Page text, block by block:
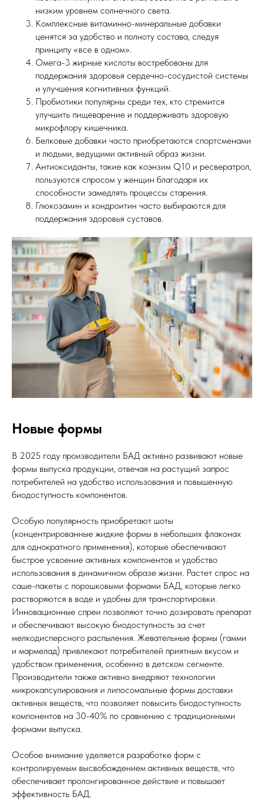
низким уровнем солнечного света.
Комплексные витаминно-минеральные добавки
ценятся за удобство и полноту состава, следуя
принципу «все в одном».
Омега-3 жирные кислоты востребованы для
поддержания здоровья сердечно-сосудистой системы
и улучшения когнитивных функций.
Пробиотики популярны среди тех, кто стремится
улучшить пищеварение и поддерживать здоровую
микрофлору кишечника.
Белковые добавки часто приобретаются спортсменами
и людьми, ведущими активный образ жизни.
Антиоксиданты, такие как коэнзим Q10 и ресвератрол,
пользуются спросом у женщин благодаря их
способности замедлять процессы старения.
Глюкозамин и хондроитин часто выбираются для
поддержания здоровья суставов.
Новые формы
В 2025 году производители БАД активно развивают новые
формы выпуска продукции, отвечая на растущий запрос
потребителей на удобство использования и повышенную
биодоступность компонентов.
Особую популярность приобретают шоты
(концентрированные жидкие формы в небольших флаконах
для однократного применения), которые обеспечивают
быстрое усвоение активных компонентов и удобство
использования в динамичном образе жизни. Растет спрос на
саше-пакеты с порошковыми формами БАД, которые легко
растворяются в воде и удобны для транспортировки.
Инновационные спреи позволяют точно дозировать препарат
и обеспечивают высокую биодоступность за счет
мелкодисперсного распыления. Жевательные формы (гамми
и мармелад) привлекают потребителей приятным вкусом и
удобством применения, особенно в детском сегменте.
Производители также активно внедряют технологии
микрокапсулирования и липосомальные формы доставки
активных веществ, что позволяет повысить биодоступность
компонентов на 30-40% по сравнению с традиционными
формами выпуска.
Особое внимание уделяется разработке форм с
контролируемым высвобождением активных веществ, что
обеспечивает пролонгированное действие и повышает
эффективность БАД.